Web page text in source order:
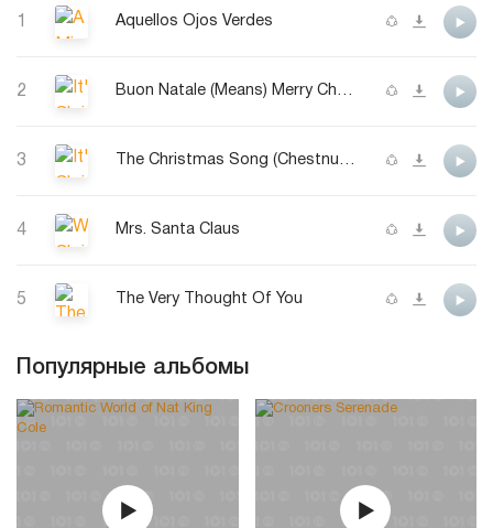
Aquellos Ojos Verdes
2 Buon Natale (Means) Merry Christmas To You
3 The Christmas Song (Chestnuts Roasting On An Open Fire)
4 Mrs. Santa Claus
5 The Very Thought Of You
Популярные альбомы